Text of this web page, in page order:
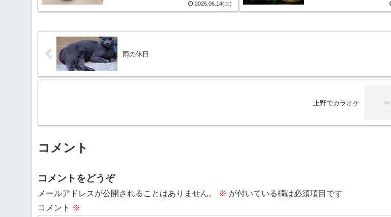
2025.06.14(土)
雨の休日
上野でカラオケ
コメント
コメントをどうぞ
メールアドレスが公開されることはありません。 ※ が付いている欄は必須項目です
コメント ※